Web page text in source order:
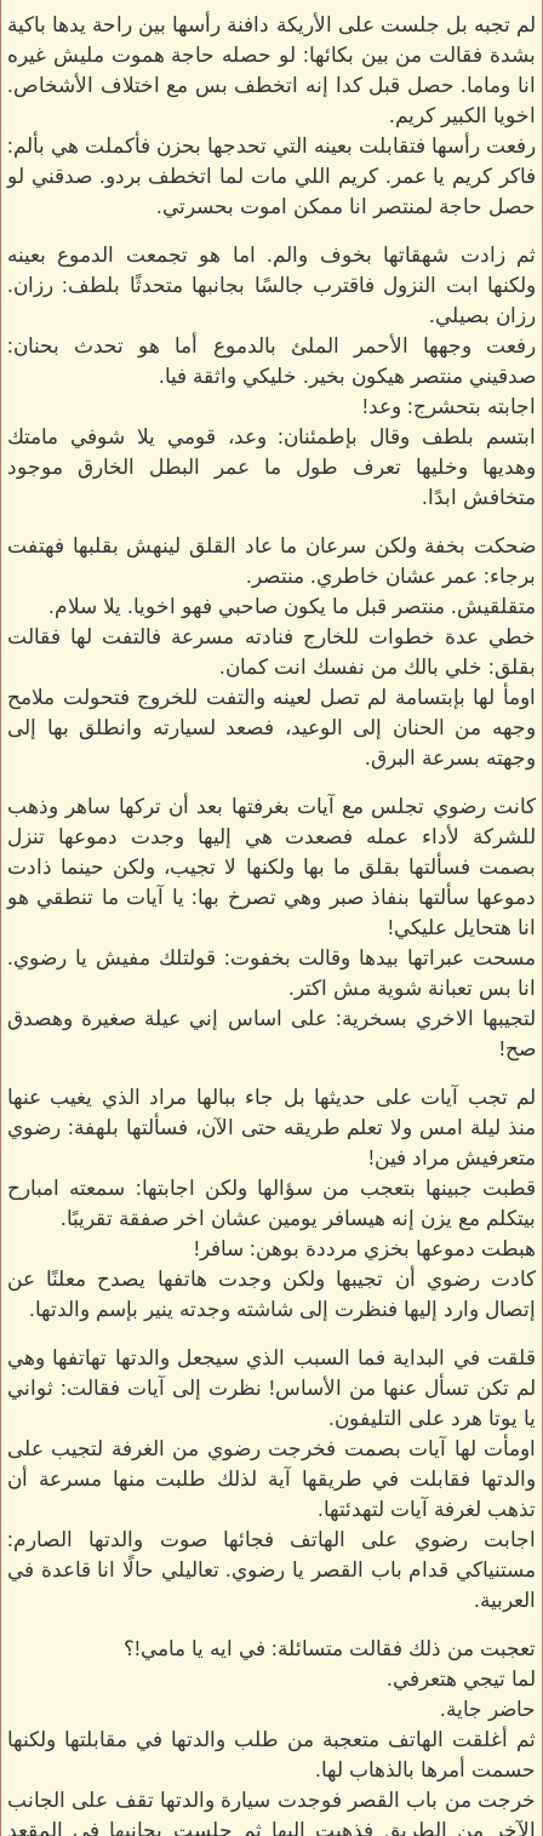
لم تجبه بل جلست على الأريكة دافنة رأسها بين راحة يدها باكية
بشدة فقالت من بين بكائها: لو حصله حاجة هموت مليش غيره
انا وماما. حصل قبل كدا إنه اتخطف بس مع اختلاف الأشخاص.
اخويا الكبير كريم.
رفعت رأسها فتقابلت بعينه التي تحدجها بحزن فأكملت هي بألم:
فاكر كريم يا عمر. كريم اللي مات لما اتخطف بردو. صدقني لو
حصل حاجة لمنتصر انا ممكن اموت بحسرتي.
ثم زادت شهقاتها بخوف والم. اما هو تجمعت الدموع بعينه
ولكنها ابت النزول فاقترب جالسًا بجانبها متحدثًا بلطف: رزان.
رزان بصيلي.
رفعت وجهها الأحمر الملئ بالدموع أما هو تحدث بحنان:
صدقيني منتصر هيكون بخير. خليكي واثقة فيا.
اجابته بتحشرج: وعد!
ابتسم بلطف وقال بإطمئنان: وعد، قومي يلا شوفي مامتك
وهديها وخليها تعرف طول ما عمر البطل الخارق موجود
متخافش ابدًا.
ضحكت بخفة ولكن سرعان ما عاد القلق لينهش بقلبها فهتفت
برجاء: عمر عشان خاطري. منتصر.
متقلقيش. منتصر قبل ما يكون صاحبي فهو اخويا. يلا سلام.
خطي عدة خطوات للخارج فنادته مسرعة فالتفت لها فقالت
بقلق: خلي بالك من نفسك انت كمان.
اومأ لها بإبتسامة لم تصل لعينه والتفت للخروج فتحولت ملامح
وجهه من الحنان إلى الوعيد، فصعد لسيارته وانطلق بها إلى
وجهته بسرعة البرق.
كانت رضوي تجلس مع آيات بغرفتها بعد أن تركها ساهر وذهب
للشركة لأداء عمله فصعدت هي إليها وجدت دموعها تنزل
بصمت فسألتها بقلق ما بها ولكنها لا تجيب، ولكن حينما ذادت
دموعها سألتها بنفاذ صبر وهي تصرخ بها: يا آيات ما تنطقي هو
انا هتحايل عليكي!
مسحت عبراتها بيدها وقالت بخفوت: قولتلك مفيش يا رضوي.
انا بس تعبانة شوية مش اكتر.
لتجيبها الاخري بسخرية: على اساس إني عيلة صغيرة وهصدق
صح!
لم تجب آيات على حديثها بل جاء ببالها مراد الذي يغيب عنها
منذ ليلة امس ولا تعلم طريقه حتى الآن، فسألتها بلهفة: رضوي
متعرفيش مراد فين!
قطبت جبينها بتعجب من سؤالها ولكن اجابتها: سمعته امبارح
بيتكلم مع يزن إنه هيسافر يومين عشان اخر صفقة تقريبًا.
هبطت دموعها بخزي مرددة بوهن: سافر!
كادت رضوي أن تجيبها ولكن وجدت هاتفها يصدح معلنًا عن
إتصال وارد إليها فنظرت إلى شاشته وجدته ينير بإسم والدتها.
قلقت في البداية فما السبب الذي سيجعل والدتها تهاتفها وهي
لم تكن تسأل عنها من الأساس! نظرت إلى آيات فقالت: ثواني
يا يوتا هرد على التليفون.
اومأت لها آيات بصمت فخرجت رضوي من الغرفة لتجيب على
والدتها فقابلت في طريقها آية لذلك طلبت منها مسرعة أن
تذهب لغرفة آيات لتهدئتها.
اجابت رضوي على الهاتف فجائها صوت والدتها الصارم:
مستنياكي قدام باب القصر يا رضوي. تعاليلي حالًا انا قاعدة في
العربية.
تعجبت من ذلك فقالت متسائلة: في ايه يا مامي!؟
لما تيجي هتعرفي.
حاضر جاية.
ثم أغلقت الهاتف متعجبة من طلب والدتها في مقابلتها ولكنها
حسمت أمرها بالذهاب لها.
خرجت من باب القصر فوجدت سيارة والدتها تقف على الجانب
الآخر من الطريق فذهبت إليها ثم جلست بجانبها في المقعد